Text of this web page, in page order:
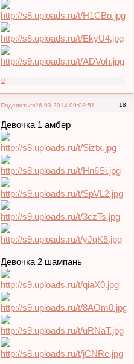
0
Поделиться 18
26.03.2014 09:08:51
Девочка 1 амбер
Девочка 2 шампань